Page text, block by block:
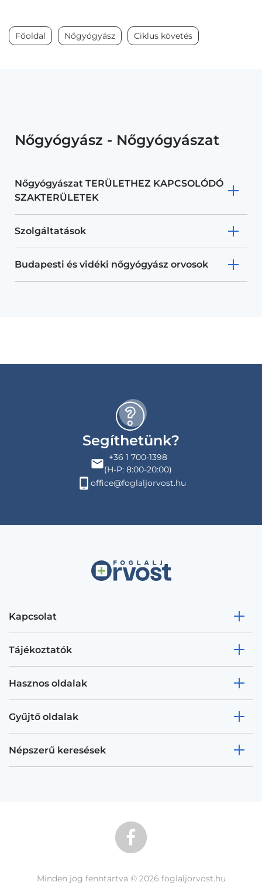
Főoldal Nőgyógyász Ciklus követés
Nőgyógyász - Nőgyógyászat
Nőgyógyászat TERÜLETHEZ KAPCSOLÓDÓ
SZAKTERÜLETEK
Szolgáltatások
Budapesti és vidéki nőgyógyász orvosok
Segíthetünk?
+36 1 700-1398
(H-P: 8:00-20:00)
office@foglaljorvost.hu
Kapcsolat
Tájékoztatók
Hasznos oldalak
Gyűjtő oldalak
Népszerű keresések
Minden jog fenntartva © 2026 foglaljorvost.hu